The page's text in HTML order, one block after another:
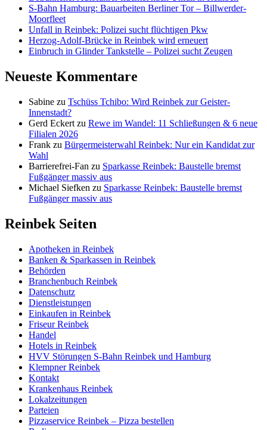
S-Bahn Hamburg: Bauarbeiten Berliner Tor – Billwerder-
Moorfleet
Unfall in Reinbek: Polizei sucht flüchtigen Pkw
Herzog-Adolf-Brücke in Reinbek wird erneuert
Einbruch in Glinder Tankstelle – Polizei sucht Zeugen
Neueste Kommentare
Sabine zu Tschüss Tchibo: Wird Reinbek zur Geister-
Innenstadt?
Gerd Eckert zu Rewe im Wandel: 11 Schließungen & 6 neue
Filialen 2026
Frank zu Bürgermeisterwahl Reinbek: Nur ein Kandidat zur
Wahl
Barrierefrei-Fan zu Sparkasse Reinbek: Baustelle bremst
Fußgänger massiv aus
Michael Siefken zu Sparkasse Reinbek: Baustelle bremst
Fußgänger massiv aus
Reinbek Seiten
Apotheken in Reinbek
Banken & Sparkassen in Reinbek
Behörden
Branchenbuch Reinbek
Datenschutz
Dienstleistungen
Einkaufen in Reinbek
Friseur Reinbek
Handel
Hotels in Reinbek
HVV Störungen S-Bahn Reinbek und Hamburg
Klempner Reinbek
Kontakt
Krankenhaus Reinbek
Lokalzeitungen
Parteien
Pizzaservice Reinbek – Pizza bestellen